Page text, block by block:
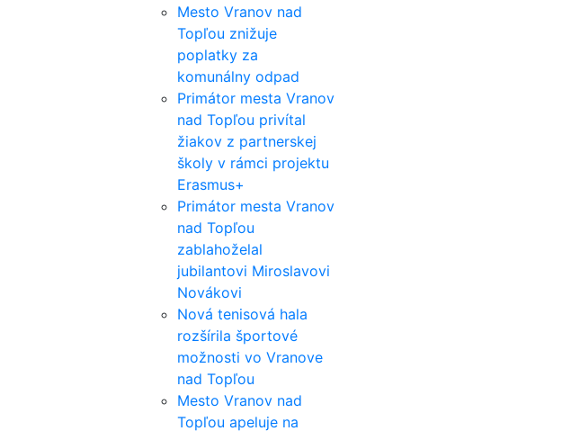
Mesto Vranov nad
Topľou znižuje
poplatky za
komunálny odpad
Primátor mesta Vranov
nad Topľou privítal
žiakov z partnerskej
školy v rámci projektu
Erasmus+
Primátor mesta Vranov
nad Topľou
zablahoželal
jubilantovi Miroslavovi
Novákovi
Nová tenisová hala
rozšírila športové
možnosti vo Vranove
nad Topľou
Mesto Vranov nad
Topľou apeluje na